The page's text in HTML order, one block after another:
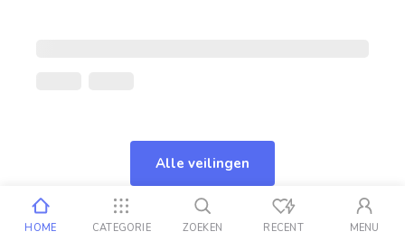
Alle veilingen
HOME CATEGORIE ZOEKEN RECENT MENU